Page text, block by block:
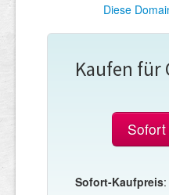
Diese
Kaufen für
Sofort-Kaufpreis